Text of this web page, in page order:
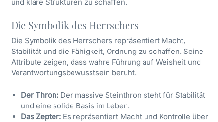
und klare Strukturen zu schaffen.
Die Symbolik des Herrschers
Die Symbolik des Herrschers repräsentiert Macht,
Stabilität und die Fähigkeit, Ordnung zu schaffen. Seine
Attribute zeigen, dass wahre Führung auf Weisheit und
Verantwortungsbewusstsein beruht.
Der Thron: Der massive Steinthron steht für Stabilität
und eine solide Basis im Leben.
Das Zepter: Es repräsentiert Macht und Kontrolle über